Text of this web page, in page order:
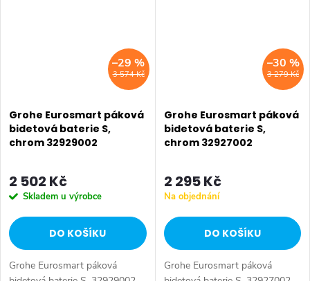
3 574 Kč
–29 %
Grohe Eurosmart páková
bidetová baterie S,
chrom 32929002
2 502 Kč
Skladem u výrobce
DO KOŠÍKU
Grohe Eurosmart páková
3 279 Kč
–30 %
Grohe Eurosmart páková
bidetová baterie S,
chrom 32927002
2 295 Kč
Na objednání
DO KOŠÍKU
Grohe Eurosmart páková